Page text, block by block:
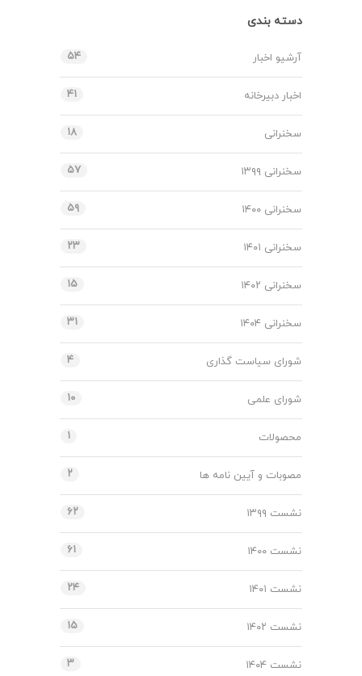
دسته بندی
آرشیو اخبار ۵۴
اخبار دبیرخانه ۴۱
سخنرانی ۱۸
سخنرانی ۱۳۹۹ ۵۷
سخنرانی ۱۴۰۰ ۵۹
سخنرانی ۱۴۰۱ ۲۳
سخنرانی ۱۴۰۲ ۱۵
سخنرانی ۱۴۰۴ ۳۱
شورای سیاست گذاری ۴
شورای علمی ۱۰
محصولات ۱
مصوبات و آیین نامه ها ۲
نشست ۱۳۹۹ ۶۲
نشست ۱۴۰۰ ۶۱
نشست ۱۴۰۱ ۲۴
نشست ۱۴۰۲ ۱۵
نشست ۱۴۰۴ ۳